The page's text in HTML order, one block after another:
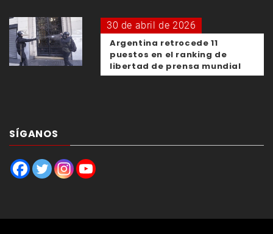
30 de abril de 2026
Argentina retrocede 11
puestos en el ranking de
libertad de prensa mundial
SÍGANOS